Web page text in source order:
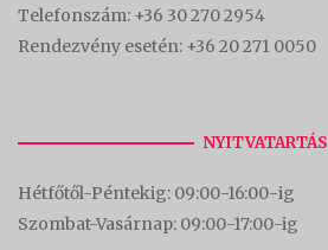
Telefonszám: +36 30 270 2954
Rendezvény esetén: +36 20 271 0050
NYITVATARTÁS
Hétfőtől-Péntekig: 09:00-16:00-ig
Szombat-Vasárnap: 09:00-17:00-ig